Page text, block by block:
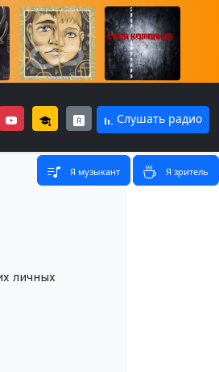
Слушать радио
Я музыкант Я зритель
личных